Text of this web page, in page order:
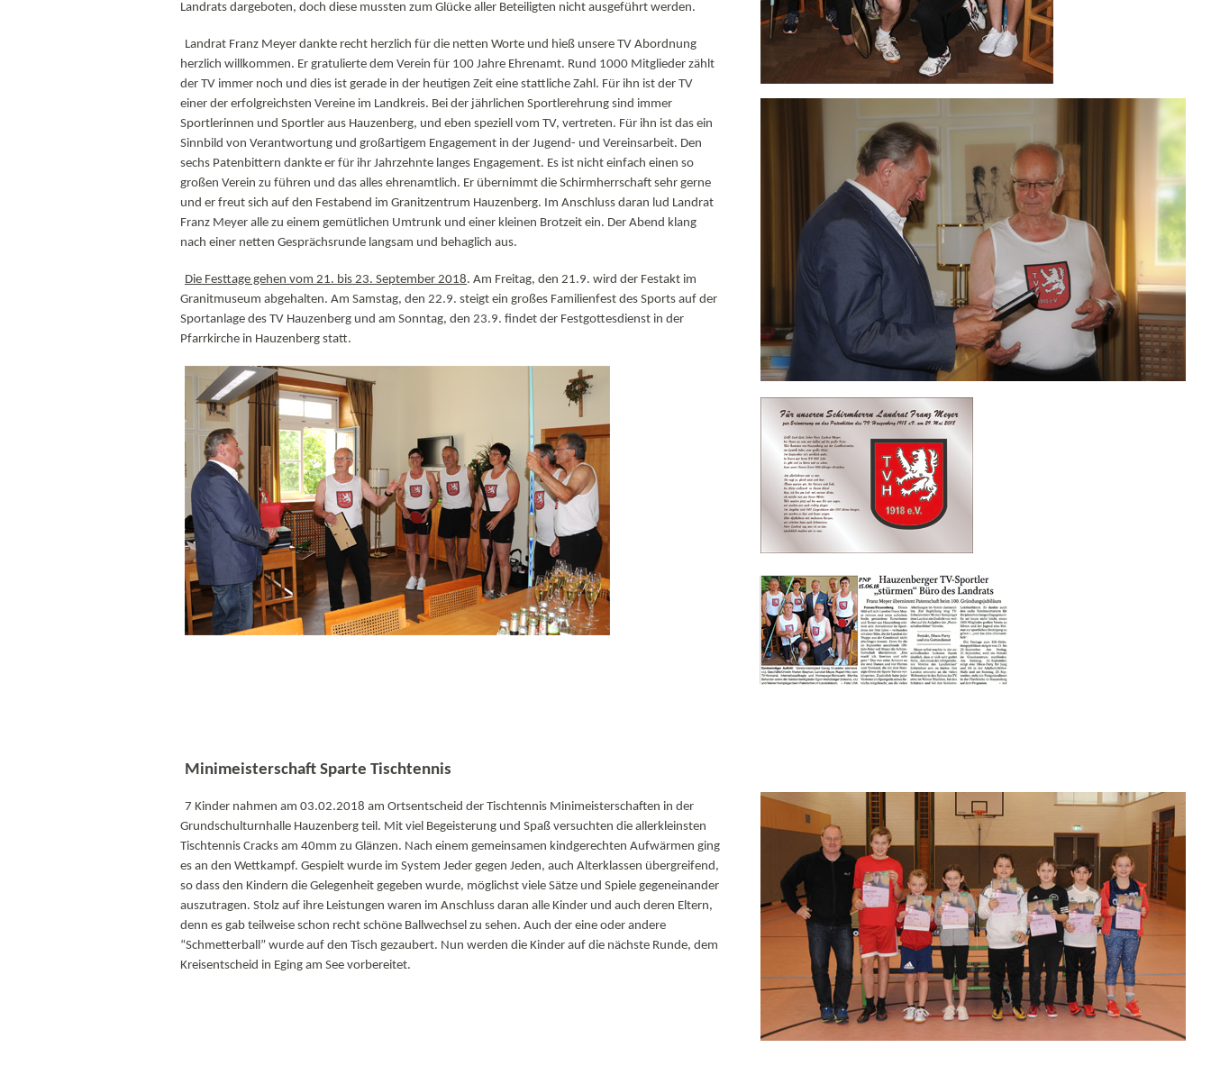
Landrats dargeboten, doch diese mussten zum Glücke aller Beteiligten nicht ausgeführt werden.
Landrat Franz Meyer dankte recht herzlich für die netten Worte und hieß unsere TV Abordnung
herzlich willkommen. Er gratulierte dem Verein für 100 Jahre Ehrenamt. Rund 1000 Mitglieder zählt
der TV immer noch und dies ist gerade in der heutigen Zeit eine stattliche Zahl. Für ihn ist der TV
einer der erfolgreichsten Vereine im Landkreis. Bei der jährlichen Sportlerehrung sind immer
Sportlerinnen und Sportler aus Hauzenberg, und eben speziell vom TV, vertreten. Für ihn ist das ein
Sinnbild von Verantwortung und großartigem Engagement in der Jugend- und Vereinsarbeit. Den
sechs Patenbittern dankte er für ihr Jahrzehnte langes Engagement. Es ist nicht einfach einen so
großen Verein zu führen und das alles ehrenamtlich. Er übernimmt die Schirmherrschaft sehr gerne
und er freut sich auf den Festabend im Granitzentrum Hauzenberg. Im Anschluss daran lud Landrat
Franz Meyer alle zu einem gemütlichen Umtrunk und einer kleinen Brotzeit ein. Der Abend klang
nach einer netten Gesprächsrunde langsam und behaglich aus.
Die Festtage gehen vom 21. bis 23. September 2018. Am Freitag, den 21.9. wird der Festakt im
Granitmuseum abgehalten. Am Samstag, den 22.9. steigt ein großes Familienfest des Sports auf der
Sportanlage des TV Hauzenberg und am Sonntag, den 23.9. findet der Festgottesdienst in der
Pfarrkirche in Hauzenberg statt.
Minimeisterschaft Sparte Tischtennis
7 Kinder nahmen am 03.02.2018 am Ortsentscheid der Tischtennis Minimeisterschaften in der
Grundschulturnhalle Hauzenberg teil. Mit viel Begeisterung und Spaß versuchten die allerkleinsten
Tischtennis Cracks am 40mm zu Glänzen. Nach einem gemeinsamen kindgerechten Aufwärmen ging
es an den Wettkampf. Gespielt wurde im System Jeder gegen Jeden, auch Alterklassen übergreifend,
so dass den Kindern die Gelegenheit gegeben wurde, möglichst viele Sätze und Spiele gegeneinander
auszutragen. Stolz auf ihre Leistungen waren im Anschluss daran alle Kinder und auch deren Eltern,
denn es gab teilweise schon recht schöne Ballwechsel zu sehen. Auch der eine oder andere
“Schmetterball” wurde auf den Tisch gezaubert. Nun werden die Kinder auf die nächste Runde, dem
Kreisentscheid in Eging am See vorbereitet.